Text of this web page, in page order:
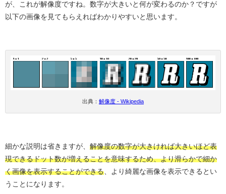
が、これが解像度ですね。数字が大きいと何が変わるのか？ですが
以下の画像を見てもらえればわかりやすいと思います。
出典： 解像度 - Wikipedia
細かな説明は省きますが、 解像度の数字が大きければ大きいほど表
現できるドット数が増えることを意味するため、より滑らかで細か
く画像を表示することができる 、より綺麗な画像を表示できるとい
うことになります。